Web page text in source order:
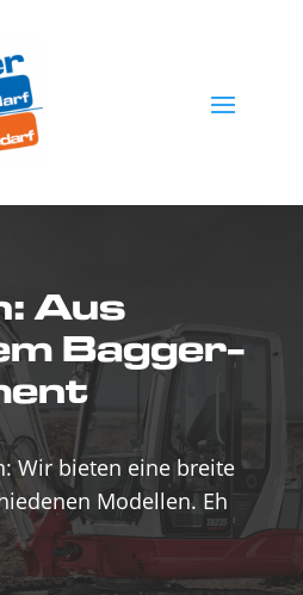
Aus
Bagger-
Wir bieten eine breite
Modellen. Eh